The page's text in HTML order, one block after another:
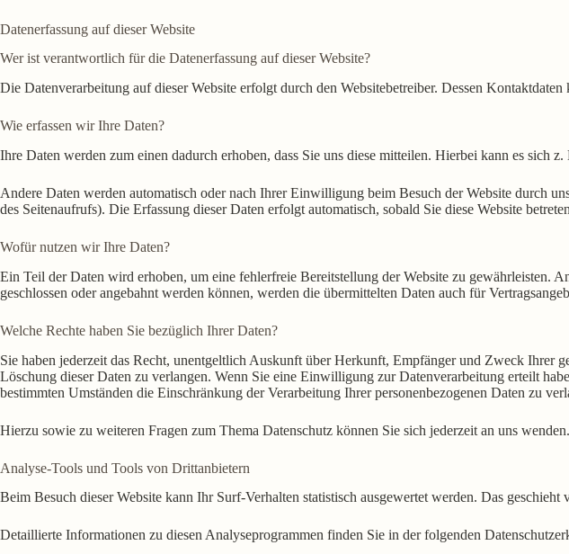
Datenerfassung auf dieser Website
Wer ist verantwortlich für die Datenerfassung auf dieser Website?
Die Datenverarbeitung auf dieser Website erfolgt durch den Websitebetreiber. Dessen
Wie erfassen wir Ihre Daten?
Ihre Daten werden zum einen dadurch erhoben, dass Sie uns diese mitteilen. Hierbei kann es sich
Andere Daten werden automatisch oder nach Ihrer Einwilligung beim Besuch der Website durch
des Seitenaufrufs). Die Erfassung dieser Daten erfolgt automatisch, sobald Sie diese Website
Wofür nutzen wir Ihre Daten?
Ein Teil der Daten wird erhoben, um eine fehlerfreie Bereitstellung der Website zu gewährleisten.
geschlossen oder angebahnt werden können, werden die übermittelten Daten auch für
Welche Rechte haben Sie bezüglich Ihrer Daten?
Sie haben jederzeit das Recht, unentgeltlich Auskunft über Herkunft, Empfänger und Zweck Ihrer
Löschung dieser Daten zu verlangen. Wenn Sie eine Einwilligung zur Datenverarbeitung erteilt
bestimmten Umständen die Einschränkung der Verarbeitung Ihrer personenbezogenen Daten zu
Hierzu sowie zu weiteren Fragen zum Thema Datenschutz können Sie sich jederzeit an uns wenden.
Analyse-Tools und Tools von Dritt­anbietern
Beim Besuch dieser Website kann Ihr Surf-Verhalten statistisch ausgewertet werden. Das
Detaillierte Informationen zu diesen Analyseprogrammen finden Sie in der folgenden